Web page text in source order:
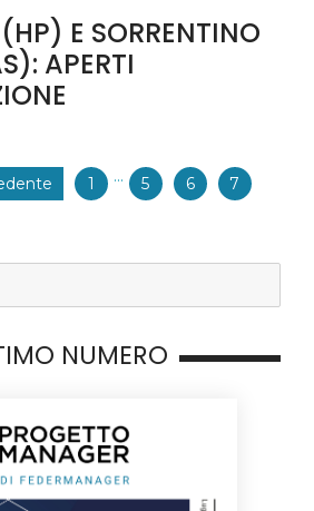
E SORRENTINO
APERTI
1 ··· 5 6 7
NUMERO